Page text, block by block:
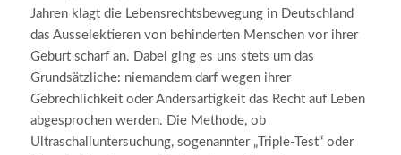
Jahren klagt die Lebensrechtsbewegung in Deutschland
das Ausselektieren von behinderten Menschen vor ihrer
Geburt scharf an. Dabei ging es uns stets um das
Grundsätzliche: niemandem darf wegen ihrer
Gebrechlichkeit oder Andersartigkeit das Recht auf Leben
abgesprochen werden. Die Methode, ob
Ultraschalluntersuchung, sogenannter „Triple-Test“ oder